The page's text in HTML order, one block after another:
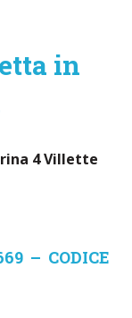
in
4 Villette
– CODICE